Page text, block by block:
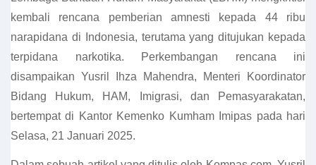
kembali rencana pemberian amnesti kepada 44 ribu
narapidana di Indonesia, terutama yang ditujukan kepada
terpidana narkotika. Perkembangan rencana ini
disampaikan Yusril Ihza Mahendra, Menteri Koordinator
Bidang Hukum, HAM, Imigrasi, dan Pemasyarakatan,
bertempat di Kantor Kemenko Kumham Imipas pada hari
Selasa, 21 Januari 2025.